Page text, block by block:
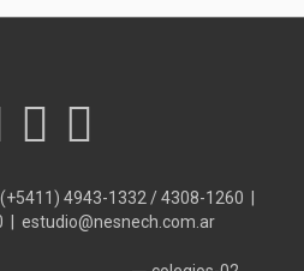
4943-1332 / 4308-1260 |
| estudio@nesnech.com.ar